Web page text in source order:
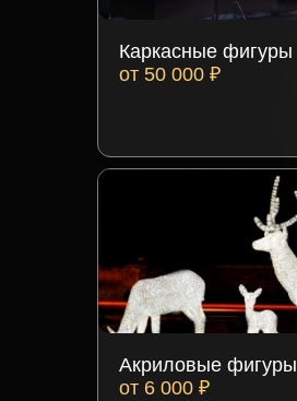
Каркасные фигуры
от 50 000 ₽
Акриловые фигуры
от 6 000 ₽